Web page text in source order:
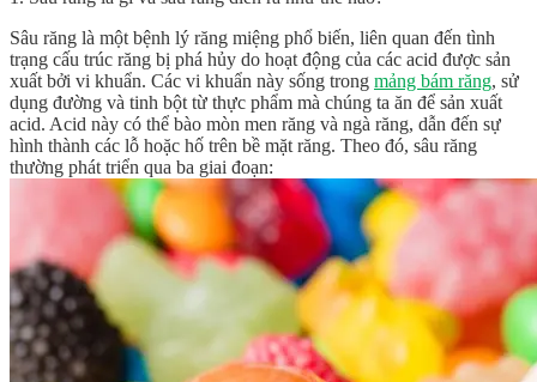
Sâu răng là một bệnh lý răng miệng phổ biến, liên quan đến tình
trạng cấu trúc răng bị phá hủy do hoạt động của các acid được sản
xuất bởi vi khuẩn. Các vi khuẩn này sống trong mảng bám răng, sử
dụng đường và tinh bột từ thực phẩm mà chúng ta ăn để sản xuất
acid. Acid này có thể bào mòn men răng và ngà răng, dẫn đến sự
hình thành các lỗ hoặc hố trên bề mặt răng. Theo đó, sâu răng
thường phát triển qua ba giai đoạn: